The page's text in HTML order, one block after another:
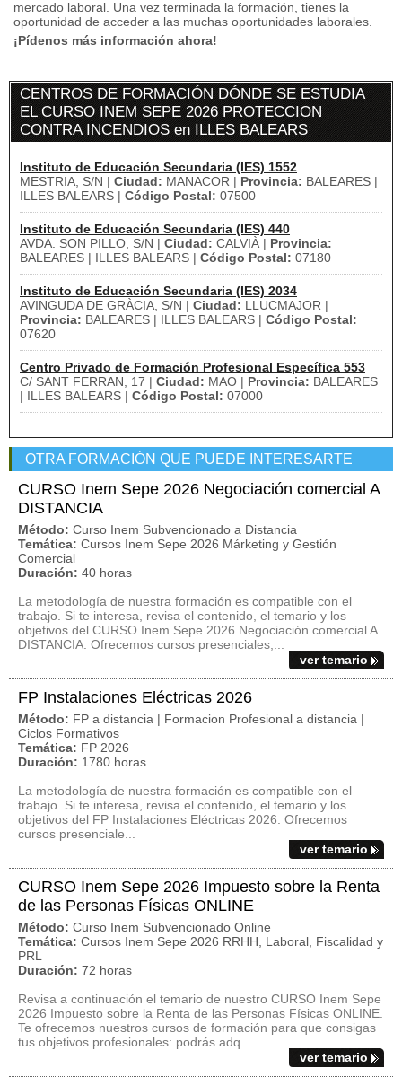
mercado laboral. Una vez terminada la formación, tienes la
oportunidad de acceder a las muchas oportunidades laborales.
¡Pídenos más información ahora!
CENTROS DE FORMACIÓN DÓNDE SE ESTUDIA
EL CURSO INEM SEPE 2026 PROTECCION
CONTRA INCENDIOS en ILLES BALEARS
Instituto de Educación Secundaria (IES) 1552
MESTRIA, S/N | Ciudad: MANACOR | Provincia: BALEARES |
ILLES BALEARS | Código Postal: 07500
Instituto de Educación Secundaria (IES) 440
AVDA. SON PILLO, S/N | Ciudad: CALVIÀ | Provincia:
BALEARES | ILLES BALEARS | Código Postal: 07180
Instituto de Educación Secundaria (IES) 2034
AVINGUDA DE GRÀCIA, S/N | Ciudad: LLUCMAJOR |
Provincia: BALEARES | ILLES BALEARS | Código Postal:
07620
Centro Privado de Formación Profesional Específica 553
C/ SANT FERRAN, 17 | Ciudad: MAO | Provincia: BALEARES
| ILLES BALEARS | Código Postal: 07000
OTRA FORMACIÓN QUE PUEDE INTERESARTE
CURSO Inem Sepe 2026 Negociación comercial A
DISTANCIA
Método: Curso Inem Subvencionado a Distancia
Temática: Cursos Inem Sepe 2026 Márketing y Gestión
Comercial
Duración: 40 horas
La metodología de nuestra formación es compatible con el
trabajo. Si te interesa, revisa el contenido, el temario y los
objetivos del CURSO Inem Sepe 2026 Negociación comercial A
DISTANCIA. Ofrecemos cursos presenciales,...
ver temario
FP Instalaciones Eléctricas 2026
Método: FP a distancia | Formacion Profesional a distancia |
Ciclos Formativos
Temática: FP 2026
Duración: 1780 horas
La metodología de nuestra formación es compatible con el
trabajo. Si te interesa, revisa el contenido, el temario y los
objetivos del FP Instalaciones Eléctricas 2026. Ofrecemos
cursos presenciale...
ver temario
CURSO Inem Sepe 2026 Impuesto sobre la Renta
de las Personas Físicas ONLINE
Método: Curso Inem Subvencionado Online
Temática: Cursos Inem Sepe 2026 RRHH, Laboral, Fiscalidad y
PRL
Duración: 72 horas
Revisa a continuación el temario de nuestro CURSO Inem Sepe
2026 Impuesto sobre la Renta de las Personas Físicas ONLINE.
Te ofrecemos nuestros cursos de formación para que consigas
tus objetivos profesionales: podrás adq...
ver temario